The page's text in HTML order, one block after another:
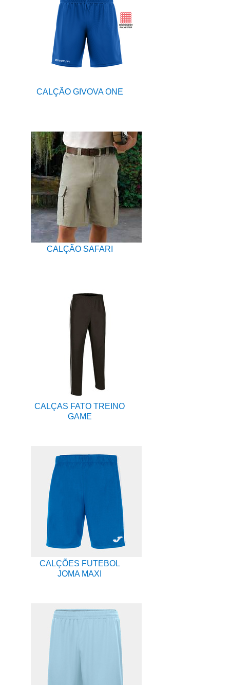
CALÇÃO GIVOVA ONE
CALÇÃO SAFARI
CALÇAS FATO TREINO
GAME
CALÇÕES FUTEBOL
JOMA MAXI